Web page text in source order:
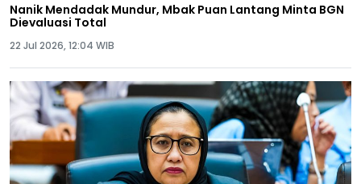
Nanik Mendadak Mundur, Mbak Puan Lantang Minta BGN
Dievaluasi Total
22 Jul 2026, 12:04 WIB